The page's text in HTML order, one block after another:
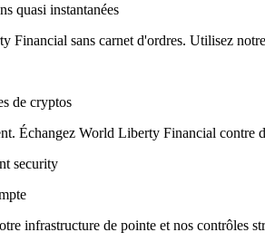
quasi instantanées
Financial sans carnet d'ordres. Utilisez
de cryptos
Échangez World Liberty Financial contre
infrastructure de pointe et nos contrôles